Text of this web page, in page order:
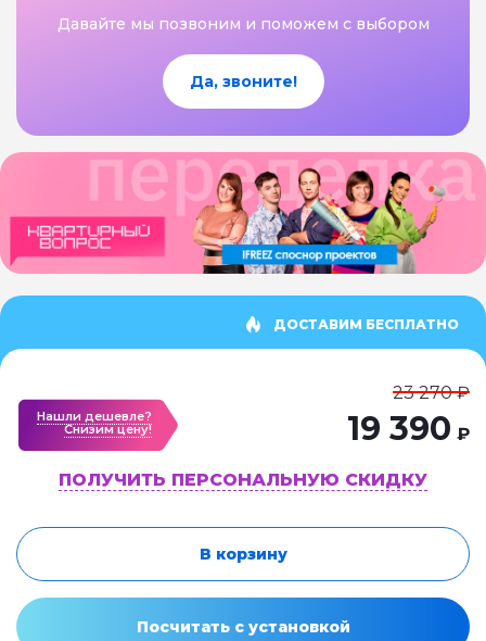
Давайте мы позвоним и поможем с выбором
Да, звоните!
ДОСТАВИМ БЕСПЛАТНО
Нашли дешевле?
Cнизим цену!
23 270 ₽
19 390 ₽
ПОЛУЧИТЬ ПЕРСОНАЛЬНУЮ СКИДКУ
В корзину
Посчитать с установкой